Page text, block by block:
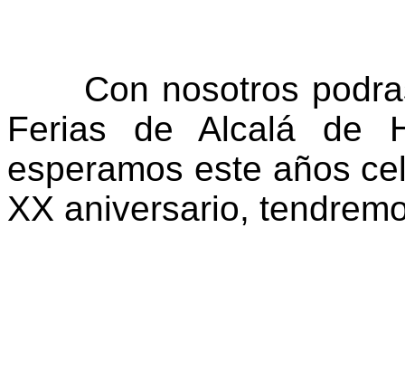
Con nosotros
Ferias de Alcalá de
esperamos este años
XX aniversario,